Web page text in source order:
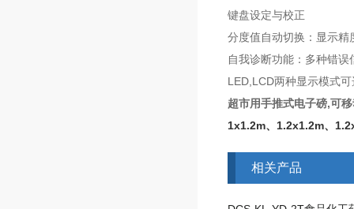
键盘设定与校正
分度值自动切换：显示精
自我诊断功能：多种错误
LED,LCD两种显示模式可
超市用手推式电子磅,可
1x1.2m、1.2x1.2m、
相关产品